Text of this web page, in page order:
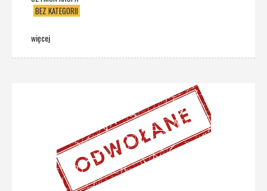
BEZ KATEGORII
więcej